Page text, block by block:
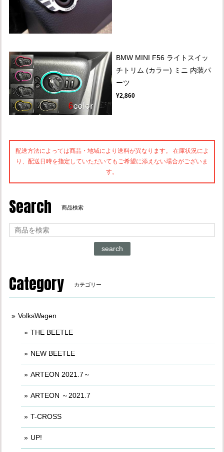
BMW MINI F56 ライトスイッ
チトリム (カラー) ミニ 内装パ
ーツ
¥2,860
配送方法によっては商品・地域により送料が異なります。 在庫状況によ
り、配送日時を指定していただいてもご希望に添えない場合がございま
す。
Search 商品検索
search
Category カテゴリー
VolksWagen
THE BEETLE
NEW BEETLE
ARTEON 2021.7～
ARTEON ～2021.7
T-CROSS
UP!